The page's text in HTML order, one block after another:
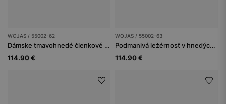
WOJAS / 55002-62
Dámske tmavohnedé členkové topánky so zapínaním na zips
114.90 €
WOJAS / 55002-63
Podmanivá ležérnosť v hnedých členkových čižmách
114.90 €